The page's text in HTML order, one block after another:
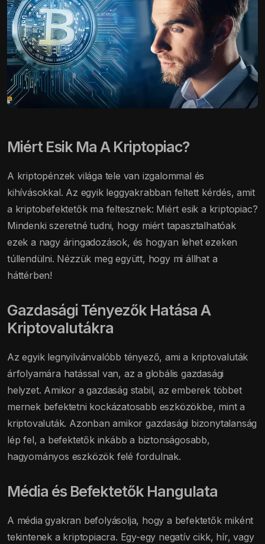
Miért Esik Ma A Kriptopiac?
A kriptopénzek világa tele van izgalommal és
kihívásokkal. Az egyik leggyakrabban feltett kérdés, amit
a kriptobefektetők ma feltesznek: Miért esik a kriptopiac?
Mindenki szeretné tudni, hogy miért tapasztalhatóak
ezek a nagy áringadozások, és hogyan lehet ezeken
túllendülni. Nézzük meg együtt, hogy mi állhat a
háttérben!
Gazdasági Tényezők Hatása A
Kriptovalutákra
Az egyik legnyilvánvalóbb tényező, ami a kriptovaluták
árfolyamára hatással van, az a globális gazdasági
helyzet. Amikor a gazdaság stabil, az emberek többet
mernek befektetni kockázatosabb eszközökbe, mint a
kriptovaluták. Azonban amikor gazdasági bizonytalanság
lép fel, a befektetők inkább a biztonságosabb,
hagyományos eszközök felé fordulnak.
Média és Befektetők Hangulata
A média gyakran befolyásolja, hogy a befektetők miként
tekintenek a kriptopiacra. Egy-egy negatív cikk, hír, vagy